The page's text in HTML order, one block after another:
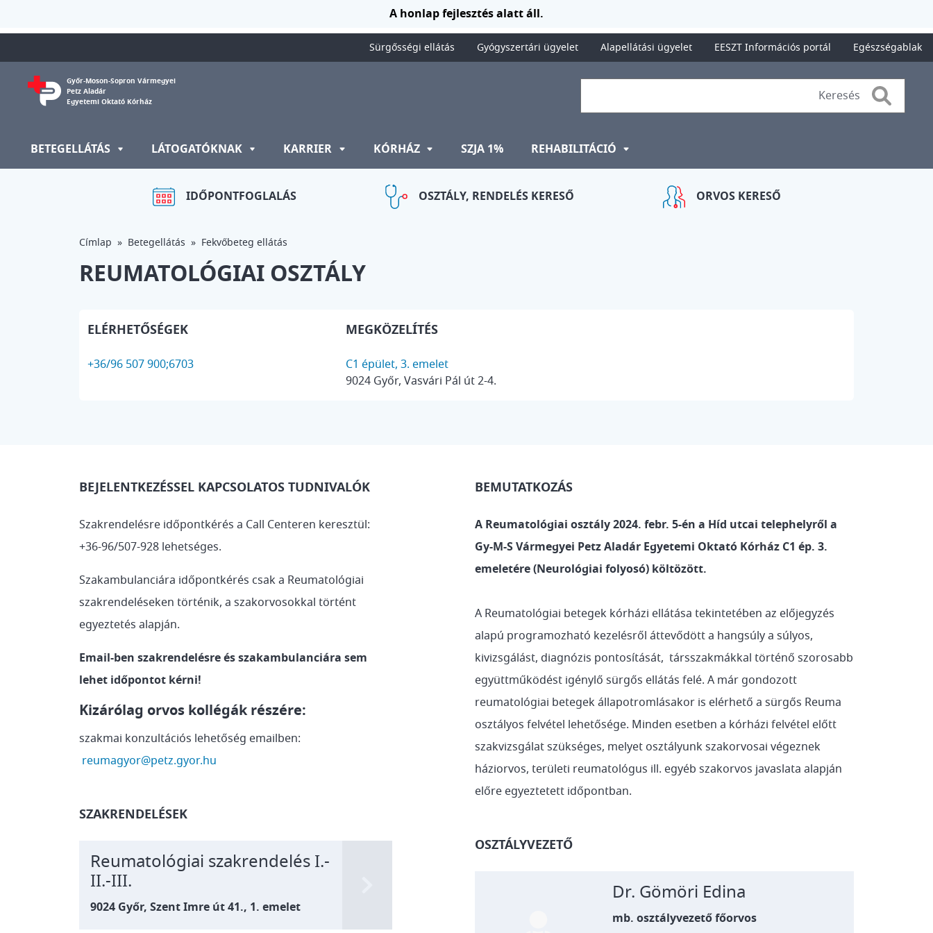
A honlap fejlesztés alatt áll.
Sürgősségi ellátás Gyógyszertári ügyelet Alapellátási ügyelet EESZT Információs portál Egészségablak
Győr-Moson-Sopron Vármegyei
Petz Aladár
Egyetemi Oktató Kórház
Search
BETEGELLÁTÁS LÁTOGATÓKNAK KARRIER KÓRHÁZ SZJA 1% REHABILITÁCIÓ
IDŐPONTFOGLALÁS OSZTÁLY, RENDELÉS KERESŐ ORVOS KERESŐ
Címlap Betegellátás Fekvőbeteg ellátás
REUMATOLÓGIAI OSZTÁLY
ELÉRHETŐSÉGEK
+36/96 507 900;6703
MEGKÖZELÍTÉS
C1 épület, 3. emelet
9024 Győr, Vasvári Pál út 2-4.
BEJELENTKEZÉSSEL KAPCSOLATOS TUDNIVALÓK
Szakrendelésre időpontkérés a Call Centeren keresztül:
+36-96/507-928 lehetséges.
Szakambulanciára időpontkérés csak a Reumatológiai
szakrendeléseken történik, a szakorvosokkal történt
egyeztetés alapján.
Email-ben szakrendelésre és szakambulanciára sem
lehet időpontot kérni!
Kizárólag orvos kollégák részére:
szakmai konzultációs lehetőség emailben:
reumagyor@petz.gyor.hu
SZAKRENDELÉSEK
Reumatológiai szakrendelés I.-
II.-III.
9024 Győr, Szent Imre út 41., 1. emelet
BEMUTATKOZÁS
A Reumatológiai osztály 2024. febr. 5-én a Híd utcai telephelyről a
Gy-M-S Vármegyei Petz Aladár Egyetemi Oktató Kórház C1 ép. 3.
emeletére (Neurológiai folyosó) költözött.
A Reumatológiai betegek kórházi ellátása tekintetében az előjegyzés
alapú programozható kezelésről áttevődött a hangsúly a súlyos,
kivizsgálást, diagnózis pontosítását, társszakmákkal történő szorosabb
együttműködést igénylő sürgős ellátás felé. A már gondozott
reumatológiai betegek állapotromlásakor is elérhető a sürgős Reuma
osztályos felvétel lehetősége. Minden esetben a kórházi felvétel előtt
szakvizsgálat szükséges, melyet osztályunk szakorvosai végeznek
háziorvos, területi reumatológus ill. egyéb szakorvos javaslata alapján
előre egyeztetett időpontban.
OSZTÁLYVEZETŐ
Dr. Gömöri Edina
mb. osztályvezető főorvos